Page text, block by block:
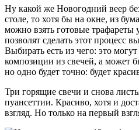
Ну какой же Новогодний веер
столе, то хотя бы на окне, из
можно взять готовые
позволят сделать этот процесс
Выбирать есть из чего: это
композиции из свечей, а может
но одно будет точно: будет
Три горящие свечи и снова
пуансеттии. Красиво, хотя и
взгляд. Но только на первый